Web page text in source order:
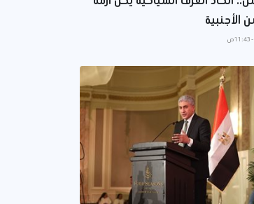
الأجنبية